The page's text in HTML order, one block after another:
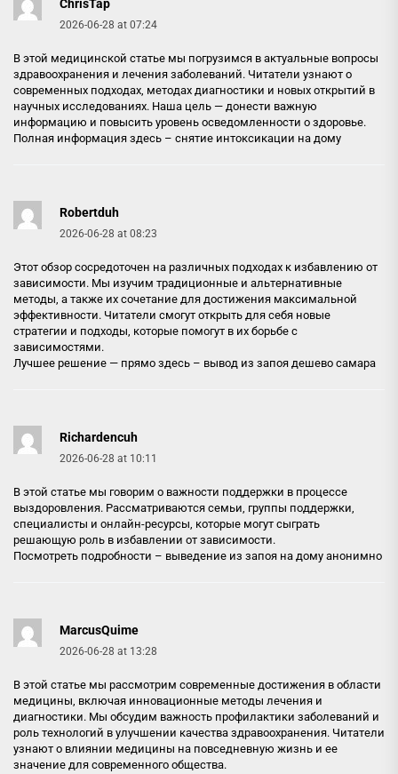
ChrisTap
2026-06-28 at 07:24
В этой медицинской статье мы погрузимся в актуальные вопросы
здравоохранения и лечения заболеваний. Читатели узнают о
современных подходах, методах диагностики и новых открытий в
научных исследованиях. Наша цель — донести важную
информацию и повысить уровень осведомленности о здоровье.
Полная информация здесь – снятие интоксикации на дому
Robertduh
2026-06-28 at 08:23
Этот обзор сосредоточен на различных подходах к избавлению от
зависимости. Мы изучим традиционные и альтернативные
методы, а также их сочетание для достижения максимальной
эффективности. Читатели смогут открыть для себя новые
стратегии и подходы, которые помогут в их борьбе с
зависимостями.
Лучшее решение — прямо здесь – вывод из запоя дешево самара
Richardencuh
2026-06-28 at 10:11
В этой статье мы говорим о важности поддержки в процессе
выздоровления. Рассматриваются семьи, группы поддержки,
специалисты и онлайн-ресурсы, которые могут сыграть
решающую роль в избавлении от зависимости.
Посмотреть подробности – выведение из запоя на дому анонимно
MarcusQuime
2026-06-28 at 13:28
В этой статье мы рассмотрим современные достижения в области
медицины, включая инновационные методы лечения и
диагностики. Мы обсудим важность профилактики заболеваний и
роль технологий в улучшении качества здравоохранения. Читатели
узнают о влиянии медицины на повседневную жизнь и ее
значение для современного общества.